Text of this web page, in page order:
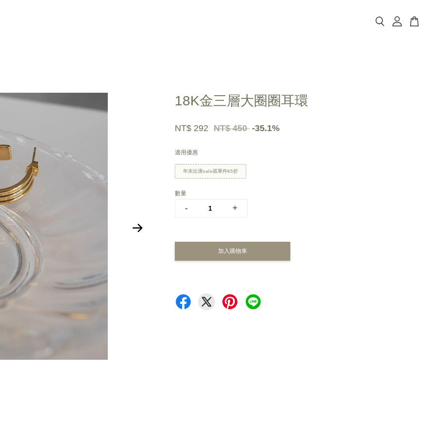
18K金三層大圈圈耳環
NT$ 292 NT$ 450 -35.1%
適用優惠
年末出清sale區單件65折
數量
- +
加入購物車
繼續購物